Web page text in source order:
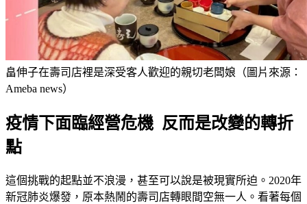
畠伸子在壽司店裡是深受客人歡迎的親切老闆娘（圖片來源：
Ameba news）
疫情下面臨經營危機 反而是改變的轉折
點
這個挑戰的起點並不浪漫，甚至可以說是被現實所迫。2020年
新冠肺炎爆發，原本熱鬧的壽司店轉眼間空無一人。看著每個